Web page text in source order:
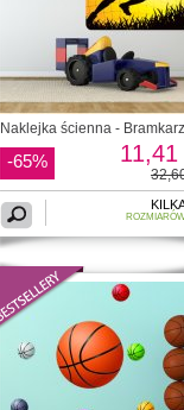
Naklejka ścienna - Bramkarz
-65% 11,41